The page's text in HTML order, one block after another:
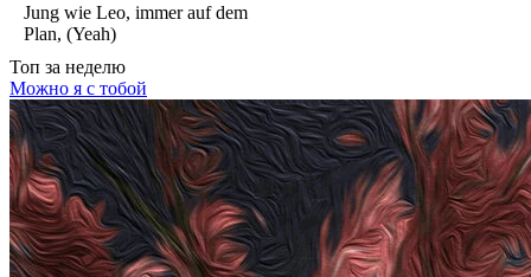
Jung wie Leo, immer auf dem
Plan, (Yeah)
Топ за неделю
Можно я с тобой